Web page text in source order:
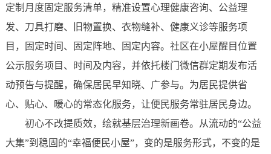
定制月度固定服务清单，精准设置心理健康咨询、公益理
发、刀具打磨、旧物置换、衣物缝补、健康义诊等服务项
目，固定时间、固定阵地、固定内容。社区在小屋醒目位置
公示服务项目、时间及内容，并依托楼门微信群定期发布活
动预告与提醒，确保居民早知晓、广参与。为居民提供省
心、贴心、暖心的常态化服务，让便民服务常驻居民身边。
初心不改提质效，绘就基层治理新画卷。从流动的“公益
大集”到稳固的“幸福便民小屋”，变的是服务形式，不变的是